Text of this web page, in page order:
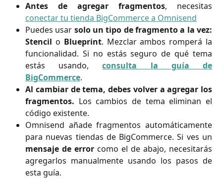
Antes de agregar fragmentos, necesitas
conectar tu tienda BigCommerce a Omnisend
Puedes usar solo un tipo de fragmento a la vez:
Stencil o Blueprint. Mezclar ambos romperá la
funcionalidad. Si no estás seguro de qué tema
estás usando,consulta la guía de
BigCommerce.
Al cambiar de tema, debes volver a agregar los
fragmentos. Los cambios de tema eliminan el
código existente.
Omnisend añade fragmentos automáticamente
para nuevas tiendas de BigCommerce. Si ves un
mensaje de error como el de abajo, necesitarás
agregarlos manualmente usando los pasos de
esta guía.